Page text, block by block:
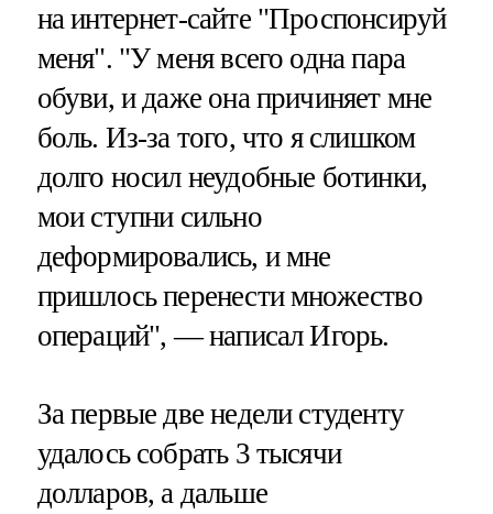
на интернет-сайте "Проспонсируй
меня". "У меня всего одна пара
обуви, и даже она причиняет мне
боль. Из-за того, что я слишком
долго носил неудобные ботинки,
мои ступни сильно
деформировались, и мне
пришлось перенести множество
операций", — написал Игорь.
За первые две недели студенту
удалось собрать 3 тысячи
долларов, а дальше